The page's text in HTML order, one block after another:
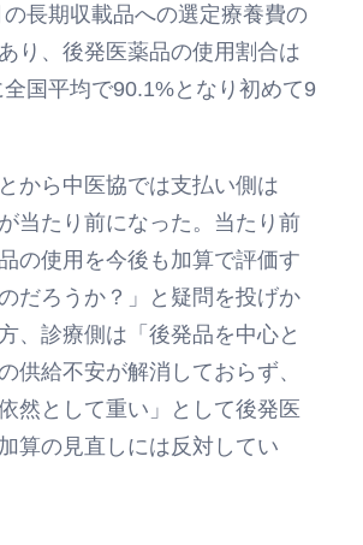
長期収載品への選定療養費の
り、後発医薬品の使用割合は
国平均で90.1%となり初めて9
から中医協では支払い側は
当たり前になった。当たり前
の使用を今後も加算で評価す
だろうか？」と疑問を投げか
、診療側は「後発品を中心と
供給不安が解消しておらず、
然として重い」として後発医
算の見直しには反対してい